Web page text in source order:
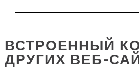
ВСТРОЕННЫЙ
ДРУГИХ ВЕБ-